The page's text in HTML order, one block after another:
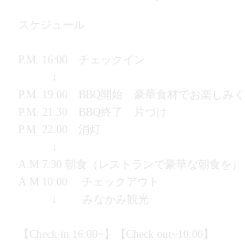
スケジュール
P.M. 16:00 チェックイン
P.M. 19:00 BBQ開始 豪華食材でお楽しみく
P.M. 21:30 BBQ終了 片づけ
P.M. 22:00 消灯
A.M 7:30 朝食（レストランで豪華な朝食を
A.M 10:00 チェックアウト
↓ みなかみ観光
【Check in 16:00~】【Check out~10:00】